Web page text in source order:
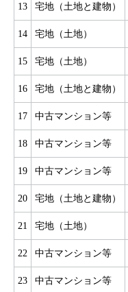
13 宅地（土地と建物）
14 宅地（土地）
15 宅地（土地）
16 宅地（土地と建物）
17 中古マンション等
18 中古マンション等
19 中古マンション等
20 宅地（土地と建物）
21 宅地（土地）
22 中古マンション等
23 中古マンション等